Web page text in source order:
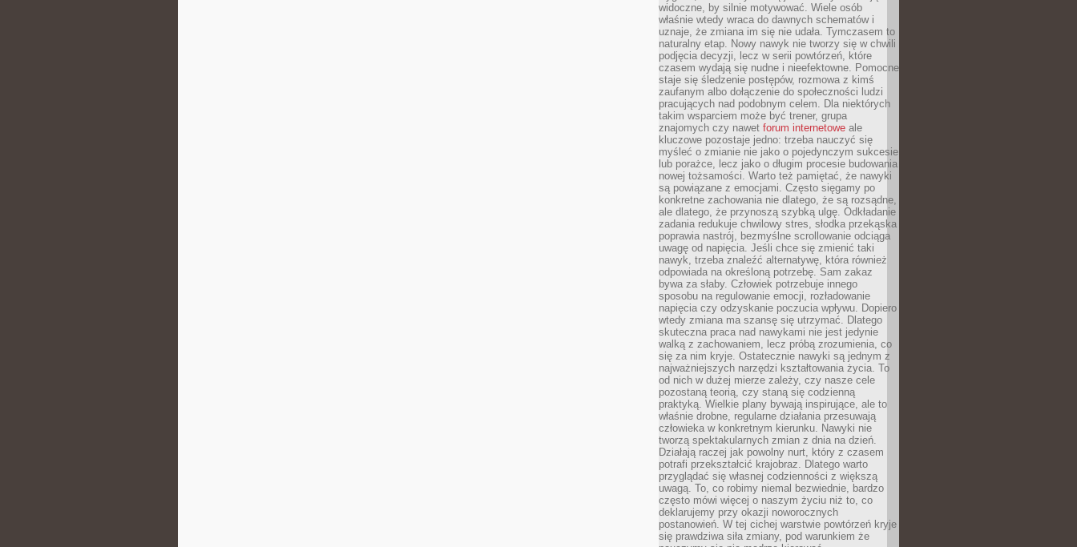
widoczne, by silnie motywować. Wiele osób
właśnie wtedy wraca do dawnych schematów i
uznaje, że zmiana im się nie udała. Tymczasem to
naturalny etap. Nowy nawyk nie tworzy się w chwili
podjęcia decyzji, lecz w serii powtórzeń, które
czasem wydają się nudne i nieefektowne. Pomocne
staje się śledzenie postępów, rozmowa z kimś
zaufanym albo dołączenie do społeczności ludzi
pracujących nad podobnym celem. Dla niektórych
takim wsparciem może być trener, grupa
znajomych czy nawet forum internetowe ale
kluczowe pozostaje jedno: trzeba nauczyć się
myśleć o zmianie nie jako o pojedynczym sukcesie
lub porażce, lecz jako o długim procesie budowania
nowej tożsamości. Warto też pamiętać, że nawyki
są powiązane z emocjami. Często sięgamy po
konkretne zachowania nie dlatego, że są rozsądne,
ale dlatego, że przynoszą szybką ulgę. Odkładanie
zadania redukuje chwilowy stres, słodka przekąska
poprawia nastrój, bezmyślne scrollowanie odciąga
uwagę od napięcia. Jeśli chce się zmienić taki
nawyk, trzeba znaleźć alternatywę, która również
odpowiada na określoną potrzebę. Sam zakaz
bywa za słaby. Człowiek potrzebuje innego
sposobu na regulowanie emocji, rozładowanie
napięcia czy odzyskanie poczucia wpływu. Dopiero
wtedy zmiana ma szansę się utrzymać. Dlatego
skuteczna praca nad nawykami nie jest jedynie
walką z zachowaniem, lecz próbą zrozumienia, co
się za nim kryje. Ostatecznie nawyki są jednym z
najważniejszych narzędzi kształtowania życia. To
od nich w dużej mierze zależy, czy nasze cele
pozostaną teorią, czy staną się codzienną
praktyką. Wielkie plany bywają inspirujące, ale to
właśnie drobne, regularne działania przesuwają
człowieka w konkretnym kierunku. Nawyki nie
tworzą spektakularnych zmian z dnia na dzień.
Działają raczej jak powolny nurt, który z czasem
potrafi przekształcić krajobraz. Dlatego warto
przyglądać się własnej codzienności z większą
uwagą. To, co robimy niemal bezwiednie, bardzo
często mówi więcej o naszym życiu niż to, co
deklarujemy przy okazji noworocznych
postanowień. W tej cichej warstwie powtórzeń kryje
się prawdziwa siła zmiany, pod warunkiem że